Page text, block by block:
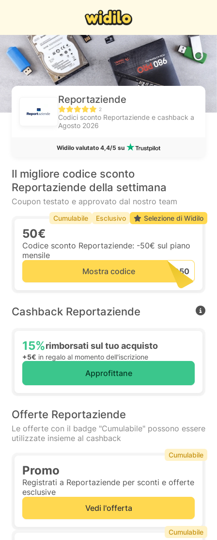
Reportaziende
2
Codici sconto Reportaziende e cashback a
Agosto 2026
Widilo valutato 4,4/5 su
Il migliore codice sconto
Reportaziende della settimana
Coupon testato e approvato dal nostro team
50€
Codice sconto Reportaziende: -50€ sul piano
mensile
Mostra codice
Cumulabile Esclusivo Selezione di Widilo
Cashback Reportaziende
15%rimborsati sul tuo acquisto
+5€ in regalo al momento dell'iscrizione
Approfittane
Offerte Reportaziende
Le offerte con il badge "Cumulabile" possono essere
utilizzate insieme al cashback
Promo
Registrati a Reportaziende per sconti e offerte
esclusive
Vedi l'offerta
Cumulabile
Cumulabile